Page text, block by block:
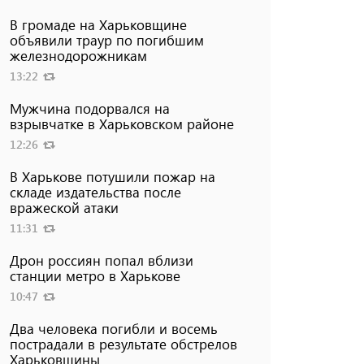
В громаде на Харьковщине
объявили траур по погибшим
железнодорожникам
13:22
Мужчина подорвался на
взрывчатке в Харьковском районе
12:26
В Харькове потушили пожар на
складе издательства после
вражеской атаки
11:31
Дрон россиян попал вблизи
станции метро в Харькове
10:47
Два человека погибли и восемь
пострадали в результате обстрелов
Харьковщины